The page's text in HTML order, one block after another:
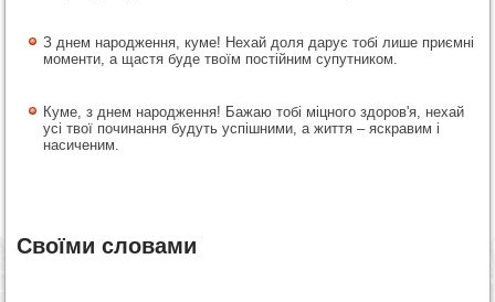
З днем народження, куме! Нехай доля дарує тобі лише приємні
моменти, а щастя буде твоїм постійним супутником.
Куме, з днем народження! Бажаю тобі міцного здоров'я, нехай
усі твої починання будуть успішними, а життя – яскравим і
насиченим.
Своїми словами